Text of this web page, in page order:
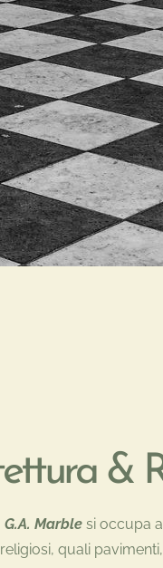
&
G.A. Marble si occupa
quali